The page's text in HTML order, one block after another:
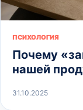
ПСИХОЛОГИЯ
Почему
нашей
31.10.2025